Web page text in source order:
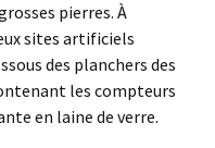
pierres. À
sites artificiels
des planchers des
les compteurs
en laine de verre.